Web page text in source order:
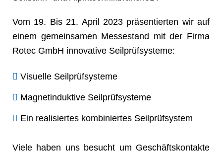
Vom 19. Bis 21. April 2023 präsentierten wir auf
einem gemeinsamen Messestand mit der Firma
Rotec GmbH innovative Seilprüfsysteme:
Visuelle Seilprüfsysteme
Magnetinduktive Seilprüfsysteme
Ein realisiertes kombiniertes Seilprüfsystem
Viele haben uns besucht um Geschäftskontakte